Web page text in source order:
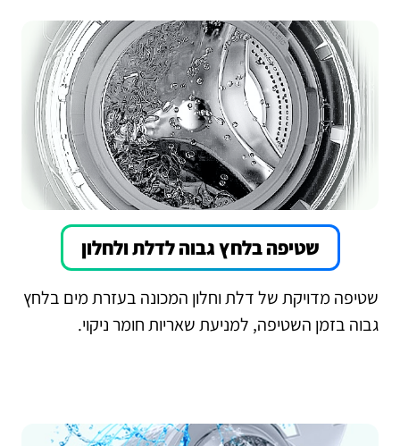
שטיפה בלחץ גבוה לדלת ולחלון
שטיפה מדויקת של דלת וחלון המכונה בעזרת מים בלחץ
גבוה בזמן השטיפה, למניעת שאריות חומר ניקוי.